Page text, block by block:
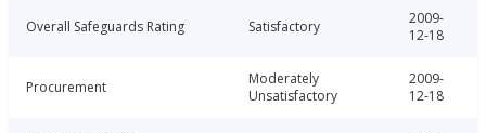
Overall Safeguards Rating Satisfactory
2009-
12-18
Procurement
Moderately
Unsatisfactory
2009-
12-18